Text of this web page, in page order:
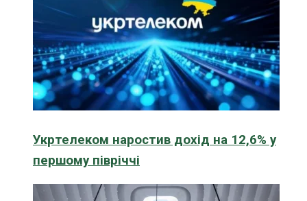
Укртелеком наростив дохід на 12,6% у
першому півріччі